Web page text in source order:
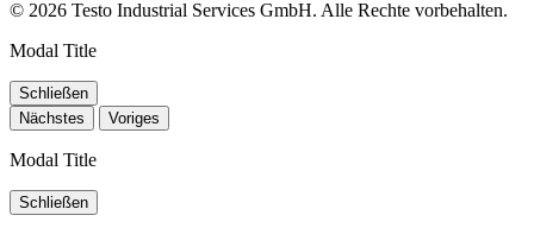
© 2026 Testo Industrial Services GmbH. Alle Rechte vorbehalten.
Modal Title
Schließen
Nächstes
Voriges
Modal Title
Schließen